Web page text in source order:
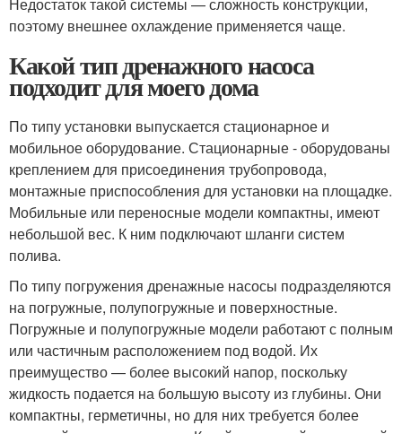
Недостаток такой системы — сложность конструкции,
поэтому внешнее охлаждение применяется чаще.
Какой тип дренажного насоса
подходит для моего дома
По типу установки выпускается стационарное и
мобильное оборудование. Стационарные - оборудованы
креплением для присоединения трубопровода,
монтажные приспособления для установки на площадке.
Мобильные или переносные модели компактны, имеют
небольшой вес. К ним подключают шланги систем
полива.
По типу погружения дренажные насосы подразделяются
на погружные, полупогружные и поверхностные.
Погружные и полупогружные модели работают с полным
или частичным расположением под водой. Их
преимущество — более высокий напор, поскольку
жидкость подается на большую высоту из глубины. Они
компактны, герметичны, но для них требуется более